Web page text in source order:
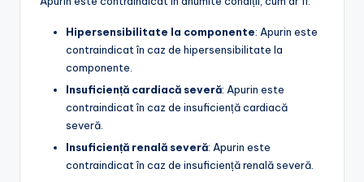
Hipersensibilitate la componente: Apurin este
contraindicat în caz de hipersensibilitate la
componente.
Insuficiență cardiacă severă: Apurin este
contraindicat în caz de insuficiență cardiacă
severă.
Insuficiență renală severă: Apurin este
contraindicat în caz de insuficiență renală severă.